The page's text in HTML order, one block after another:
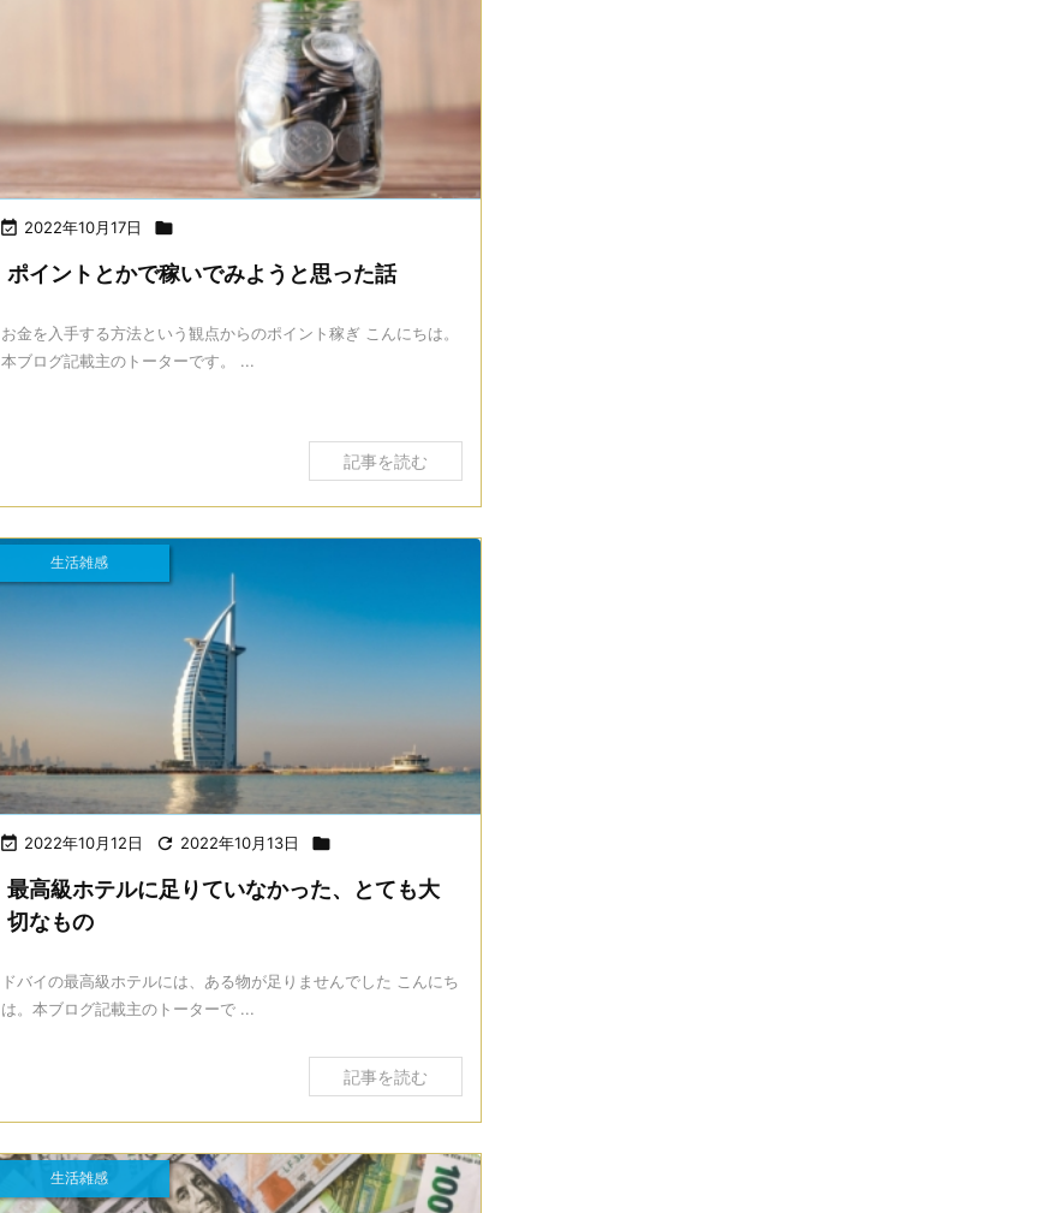
 2022年10月17日 
ポイントとかで稼いでみようと思った話
お金を入手する方法という観点からのポイント稼ぎ こんにちは。
本ブログ記載主のトーターです。 ...
記事を読む
 2022年10月12日  2022年10月13日 
生活雑感
最高級ホテルに足りていなかった、とても大
切なもの
ドバイの最高級ホテルには、ある物が足りませんでした こんにち
は。本ブログ記載主のトーターで ...
記事を読む
生活雑感